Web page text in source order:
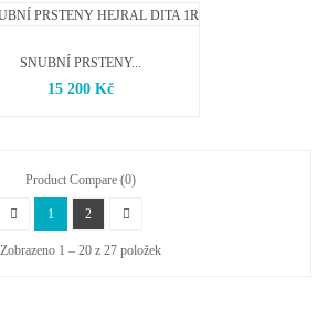
SNUBNÍ PRSTENY...
15 200 Kč
Product Compare (0)
1 2
Zobrazeno 1 – 20 z 27 položek